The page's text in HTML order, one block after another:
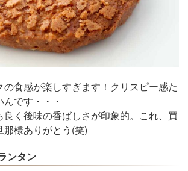
の食感が楽しすぎます！クリスピー感た
です・・・
く後味の香ばしさが印象的。これ、買
那様ありがとう(笑)
ンタン